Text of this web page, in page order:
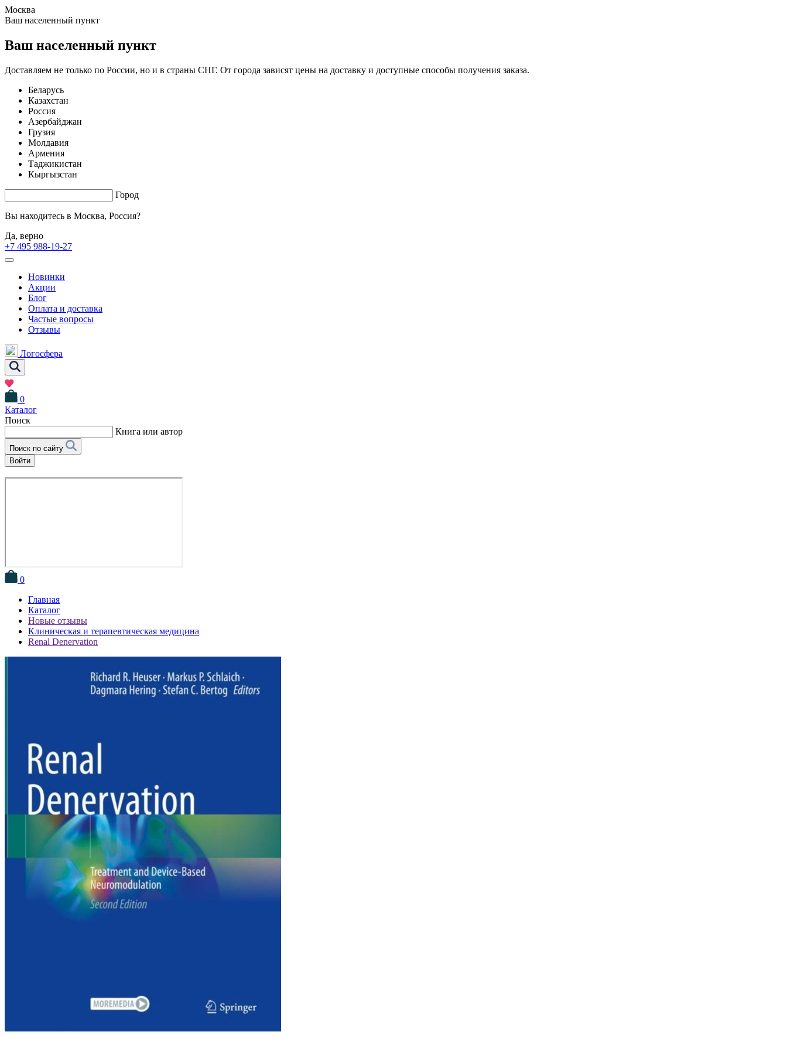
Москва
Ваш населенный пункт
Ваш населенный пункт
Доставляем не только по России, но и в страны СНГ. От города зависят цены на доставку и доступные способы получения заказа.
Беларусь
Казахстан
Россия
Азербайджан
Грузия
Молдавия
Армения
Таджикистан
Кыргызстан
Город
Вы находитесь в Москва, Россия?
Да, верно
+7 495 988-19-27
Новинки
Акции
Блог
Оплата и доставка
Частые вопросы
Отзывы
Логосфера
0
Каталог
Поиск
Книга или автор
Поиск по сайту
Войти
0
Главная
Каталог
Новые отзывы
Клиническая и терапевтическая медицина
Renal Denervation